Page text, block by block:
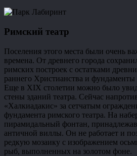
Римский театр
Поселения этого места были очень
времена. От древнего города
римских построек с остатками
раннего Христианства и
Еще в XIX столетии можно было
стены зданий театра. Сейчас
«Халкиадакис» за сетчатым
фундамента римского театра. На
пирамидальный фонтан,
античной виллы. Он не работает и
редкую мозаику с изображением
рыб, выполненных на золотом фоне.